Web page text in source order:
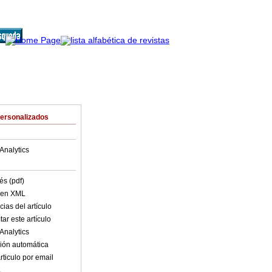
(pdf)
XML
del artículo
este artículo
automática
por email